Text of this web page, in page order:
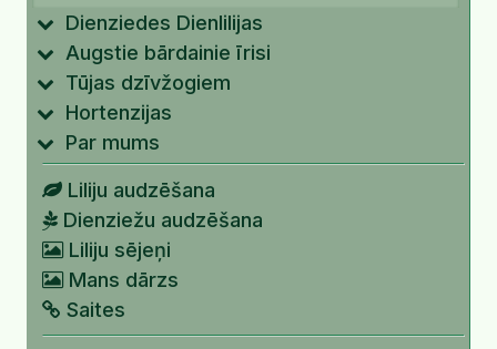
Dienziedes Dienlilijas
Augstie bārdainie īrisi
Tūjas dzīvžogiem
Hortenzijas
Par mums
Liliju audzēšana
Dienziežu audzēšana
Liliju sējeņi
Mans dārzs
Saites